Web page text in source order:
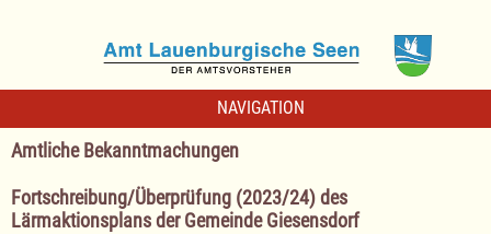
NAVIGATION
Amtliche Bekanntmachungen
Fortschreibung/Überprüfung (2023/24) des
Lärmaktionsplans der Gemeinde Giesensdorf